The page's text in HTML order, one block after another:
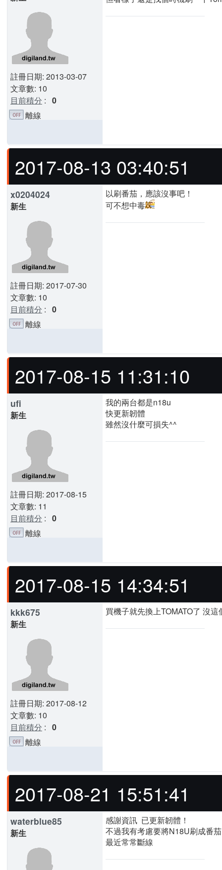
註冊日期: 2013-03-07
文章數: 10
目前積分 : 0
離線
2017-08-13 03:40:51
x0204024
新生
註冊日期: 2017-07-30
文章數: 10
目前積分 : 0
以刷番茄，應該沒事吧！
可不想中毒
離線
2017-08-15 11:31:10
ufi
新生
註冊日期: 2017-08-15
文章數: 11
目前積分 : 0
我的兩台都是n18u
快更新韌體
雖然沒什麼可損失^^
離線
2017-08-15 14:34:51
kkk675
新生
註冊日期: 2017-08-12
文章數: 10
目前積分 : 0
買機子就先換上TOMATO了 沒這
離線
2017-08-21 15:51:41
waterblue85
新生
感謝資訊 已更新韌體！
不過我有考慮要將N18U刷成番
最近常常斷線